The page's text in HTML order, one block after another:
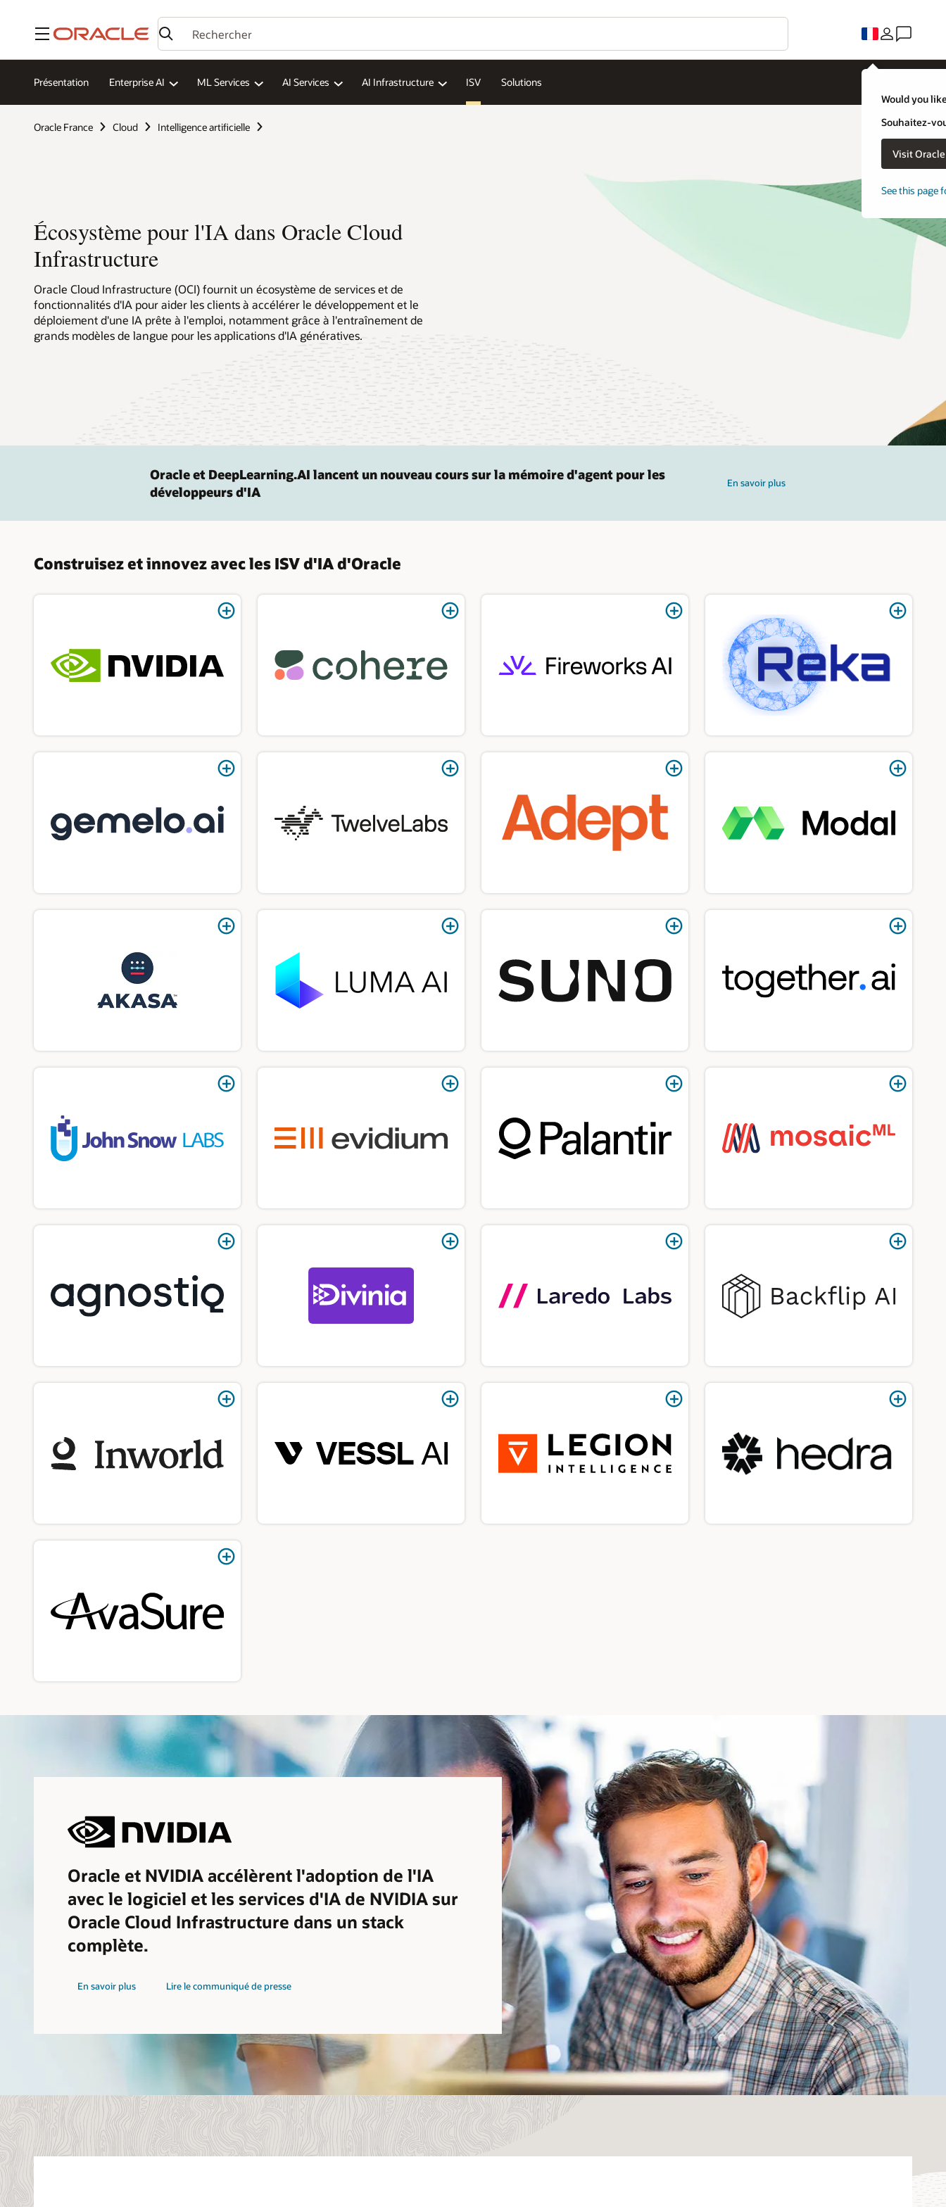
Menu
Would you
Souhaitez-
Visit
See this page
Présentation Enterprise AI ML Services AI Services AI Infrastructure ISV Solutions
Oracle France Cloud Intelligence artificielle
Écosystème pour l'IA dans Oracle Cloud
Infrastructure
Oracle Cloud Infrastructure (OCI) fournit un écosystème de services et de
fonctionnalités d'IA pour aider les clients à accélérer le développement et le
déploiement d'une IA prête à l'emploi, notamment grâce à l'entraînement de
grands modèles de langue pour les applications d'IA génératives.
Oracle et DeepLearning.AI lancent un nouveau cours sur la mémoire d'agent pour les
développeurs d'IA
En savoir plus
Construisez et innovez avec les ISV d'IA d'Oracle
Oracle et NVIDIA accélèrent l'adoption de l'IA
avec le logiciel et les services d'IA de NVIDIA sur
Oracle Cloud Infrastructure dans un stack
complète.
En savoir plus Lire le communiqué de presse